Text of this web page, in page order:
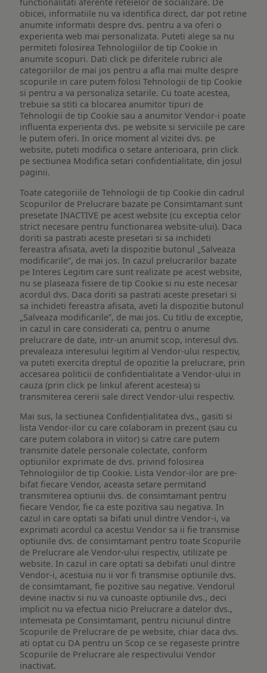
functionalitati aferente retelelor de socializare. De
obicei, informatiile nu va identifica direct, dar pot retine
anumite informatii despre dvs. pentru a va oferi o
experienta web mai personalizata. Puteti alege sa nu
permiteti folosirea Tehnologiilor de tip Cookie in
anumite scopuri. Dati click pe diferitele rubrici ale
categoriilor de mai jos pentru a afla mai multe despre
scopurile in care putem folosi Tehnologii de tip Cookie
si pentru a va personaliza setarile. Cu toate acestea,
trebuie sa stiti ca blocarea anumitor tipuri de
Tehnologii de tip Cookie sau a anumitor Vendor-i poate
influenta experienta dvs. pe website si serviciile pe care
le putem oferi. In orice moment al vizitei dvs. pe
website, puteti modifica o setare anterioara, prin click
pe sectiunea Modifica setari confidentialitate, din josul
paginii.
Toate categoriile de Tehnologii de tip Cookie din cadrul
Scopurilor de Prelucrare bazate pe Consimtamant sunt
presetate INACTIVE pe acest website (cu exceptia celor
strict necesare pentru functionarea website-ului). Daca
doriti sa pastrati aceste presetari si sa inchideti
fereastra afisata, aveti la dispozitie butonul „Salveaza
modificarile”, de mai jos. In cazul prelucrarilor bazate
pe Interes Legitim care sunt realizate pe acest website,
nu se plaseaza fisiere de tip Cookie si nu este necesar
acordul dvs. Daca doriti sa pastrati aceste presetari si
sa inchideti fereastra afisata, aveti la dispozitie butonul
„Salveaza modificarile”, de mai jos. Cu titlu de exceptie,
in cazul in care considerati ca, pentru o anume
prelucrare de date, intr-un anumit scop, interesul dvs.
prevaleaza interesului legitim al Vendor-ului respectiv,
va puteti exercita dreptul de opozitie la prelucrare, prin
accesarea politicii de confidentialitate a Vendor-ului in
cauza (prin click pe linkul aferent acesteia) si
transmiterea cererii sale direct Vendor-ului respectiv.
Mai sus, la sectiunea Confidențialitatea dvs., gasiti si
lista Vendor-ilor cu care colaboram in prezent (sau cu
care putem colabora in viitor) si catre care putem
transmite datele personale colectate, conform
optiunilor exprimate de dvs. privind folosirea
Tehnologiilor de tip Cookie. Lista Vendor-ilor are pre-
bifat fiecare Vendor, aceasta setare permitand
transmiterea optiunii dvs. de consimtamant pentru
fiecare Vendor, fie ca este pozitiva sau negativa. In
cazul in care optati sa bifati unul dintre Vendor-i, va
exprimati acordul ca acestui Vendor sa ii fie transmise
optiunile dvs. de consimtamant pentru toate Scopurile
de Prelucrare ale Vendor-ului respectiv, utilizate pe
website. In cazul in care optati sa debifati unul dintre
Vendor-i, acestuia nu ii vor fi transmise optiunile dvs.
de consimtamant, fie pozitive sau negative. Vendorul
devine inactiv si nu va cunoaste optiunile dvs., deci
implicit nu va efectua nicio Prelucrare a datelor dvs.,
intemeiata pe Consimtamant, pentru niciunul dintre
Scopurile de Prelucrare de pe website, chiar daca dvs.
ati optat cu DA pentru un Scop ce se regaseste printre
Scopurile de Prelucrare ale respectivului Vendor
inactivat.